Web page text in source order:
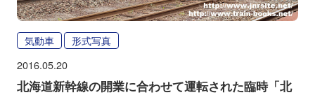
気動車 形式写真
2016.05.20
北海道新幹線の開業に合わせて運転された臨時「北